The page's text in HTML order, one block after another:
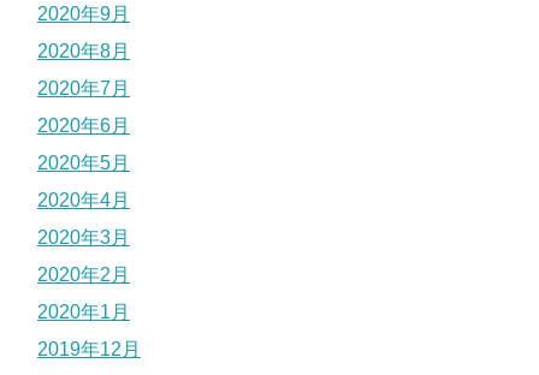
2020年9月
2020年8月
2020年7月
2020年6月
2020年5月
2020年4月
2020年3月
2020年2月
2020年1月
2019年12月